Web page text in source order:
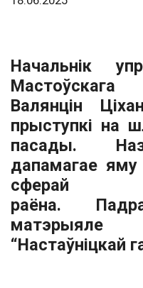
Начальнік
Валянцін
прыступкі на
пасады.
дапамагае яму
сферай
раёна.
матэрыяле
“Настаўніцкай